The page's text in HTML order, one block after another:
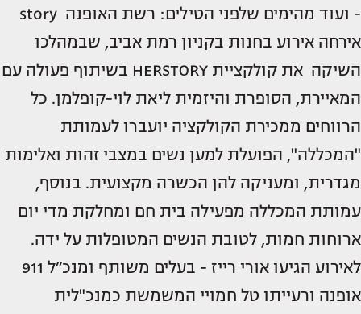
- ועוד מהימים שלפני הטילים: רשת האופנה story
אירחה אירוע בחנות בקניון רמת אביב, שבמהלכו
השיקה את קולקציית HERSTORY בשיתוף פעולה עם
המאיירת, הסופרת והיזמית ליאת לוי-קופלמן. כל
הרווחים ממכירת הקולקציה יועברו לעמותת
"המכללה", הפועלת למען נשים במצבי זהות ואלימות
מגדרית, ומעניקה להן הכשרה מקצועית. בנוסף,
עמותת המכללה מפעילה בית חם ומחלקת מדי יום
ארוחות חמות, לטובת הנשים המטופלות על ידה.
לאירוע הגיעו אורי רייז - בעלים משותף ומנכ״ל 911
אופנה ורעייתו טל חמויי המשמשת כמנכ"לית